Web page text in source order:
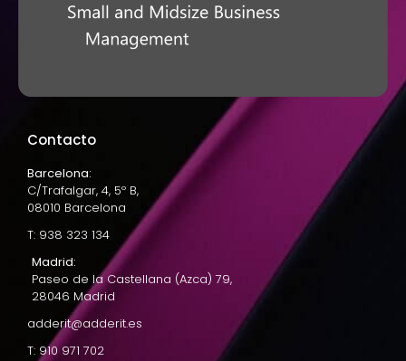
Contacto
Barcelona:
C/Trafalgar, 4, 5º B,
08010 Barcelona
T: 938 323 134
Madrid:
Paseo de la Castellana (Azca) 79,
28046 Madrid
adderit@adderit.es
T: 910 971 702